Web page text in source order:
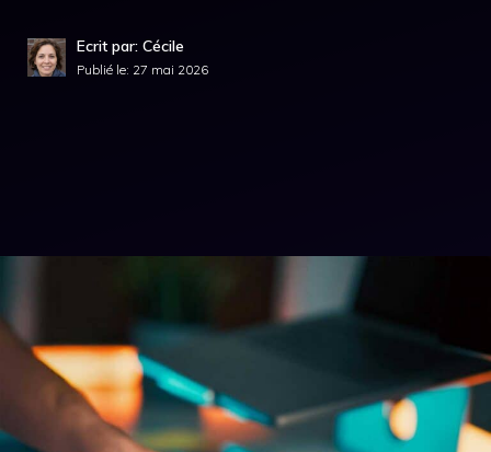
Ecrit par: Cécile
Publié le: 27 mai 2026